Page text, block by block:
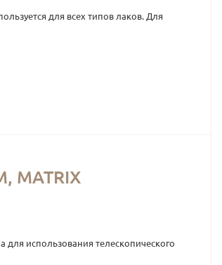
для всех типов лаков. Для
использования телескопического